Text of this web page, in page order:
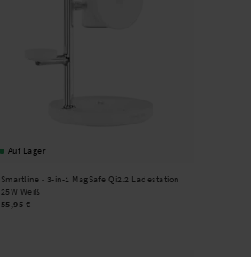
Auf Lager
Smartline - 3-in-1 MagSafe Qi2.2 Ladestation
25W Weiß
55,95 €